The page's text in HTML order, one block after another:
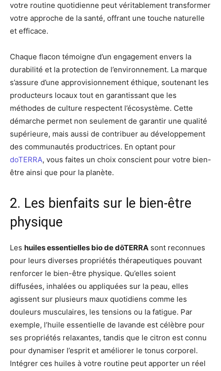
votre routine quotidienne peut véritablement transformer
votre approche de la santé, offrant une touche naturelle
et efficace.
Chaque flacon témoigne d’un engagement envers la
durabilité et la protection de l’environnement. La marque
s’assure d’une approvisionnement éthique, soutenant les
producteurs locaux tout en garantissant que les
méthodes de culture respectent l’écosystème. Cette
démarche permet non seulement de garantir une qualité
supérieure, mais aussi de contribuer au développement
des communautés productrices. En optant pour
doTERRA, vous faites un choix conscient pour votre bien-
être ainsi que pour la planète.
2. Les bienfaits sur le bien-être
physique
Les huiles essentielles bio de dōTERRA sont reconnues
pour leurs diverses propriétés thérapeutiques pouvant
renforcer le bien-être physique. Qu’elles soient
diffusées, inhalées ou appliquées sur la peau, elles
agissent sur plusieurs maux quotidiens comme les
douleurs musculaires, les tensions ou la fatigue. Par
exemple, l’huile essentielle de lavande est célèbre pour
ses propriétés relaxantes, tandis que le citron est connu
pour dynamiser l’esprit et améliorer le tonus corporel.
Intégrer ces huiles à votre routine peut apporter un réel